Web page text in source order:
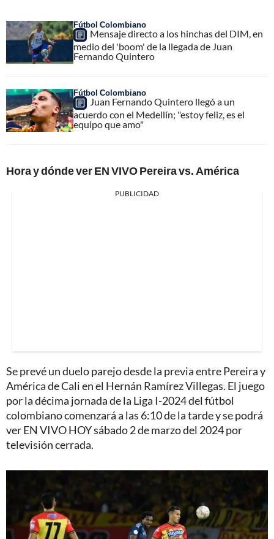
Fútbol Colombiano
Mensaje directo a los hinchas del DIM, en
medio del 'boom' de la llegada de Juan
Fernando Quintero
Fútbol Colombiano
Juan Fernando Quintero llegó a un
acuerdo con el Medellín; "estoy feliz, es el
equipo que amo"
Hora y dónde ver EN VIVO Pereira vs. América
PUBLICIDAD
Se prevé un duelo parejo desde la previa entre Pereira y
América de Cali en el Hernán Ramírez Villegas. El juego
por la décima jornada de la Liga I-2024 del fútbol
colombiano comenzará a las 6:10 de la tarde y se podrá
ver EN VIVO HOY sábado 2 de marzo del 2024 por
televisión cerrada.